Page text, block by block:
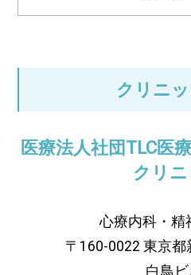
クリニ
医療法人社団TLC
クリニ
心療内科・精
〒160-0022 東京
白鳥